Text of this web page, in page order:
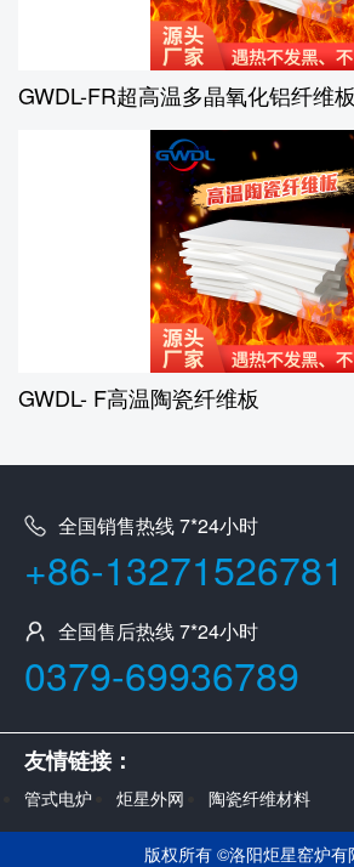
GWDL-FR超高温多晶氧化铝纤维板
GWDL- F高温陶瓷纤维板
全国销售热线 7*24小时
+86-13271526781
全国售后热线 7*24小时
0379-69936789
友情链接：
管式电炉 炬星外网 陶瓷纤维材料
版权所有 ©洛阳炬星窑炉有